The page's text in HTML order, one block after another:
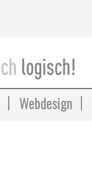
Webdesign